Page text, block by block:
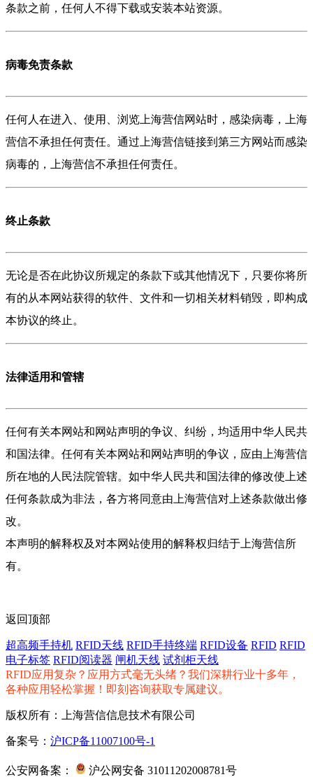
条款之前，任何人不得下载或安装本站资源。
病毒免责条款
任何人在进入、使用、浏览上海营信网站时，感染病毒，上海
营信不承担任何责任。通过上海营信链接到第三方网站而感染
病毒的，上海营信不承担任何责任。
终止条款
无论是否在此协议所规定的条款下或其他情况下，只要你将所
有的从本网站获得的软件、文件和一切相关材料销毁，即构成
本协议的终止。
法律适用和管辖
任何有关本网站和网站声明的争议、纠纷，均适用中华人民共
和国法律。任何有关本网站和网站声明的争议，应由上海营信
所在地的人民法院管辖。如中华人民共和国法律的修改使上述
任何条款成为非法，各方将同意由上海营信对上述条款做出修
改。
本声明的解释权及对本网站使用的解释权归结于上海营信所
有。
返回顶部
超高频手持机 RFID天线 RFID手持终端 RFID设备 RFID RFID
电子标签 RFID阅读器 闸机天线 试剂柜天线
RFID应用复杂？应用方式毫无头绪？我们深耕行业十多年，
各种应用轻松掌握！即刻咨询获取专属建议。
版权所有：上海营信信息技术有限公司
备案号： 沪ICP备11007100号-1
公安网备案： 沪公网安备 31011202008781号